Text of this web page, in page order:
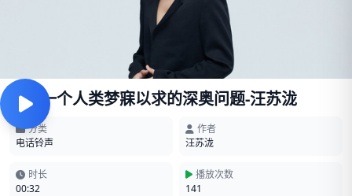
问你一个人类梦寐以求的深奥问题-汪苏泷
分类
电话铃声
作者
汪苏泷
时长
00:32
播放次数
141